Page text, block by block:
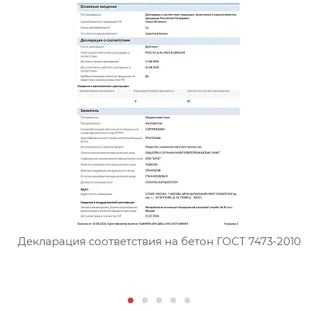
Сертификат соответствия
Декларация соответствия на бетон ГОСТ 7473-2010